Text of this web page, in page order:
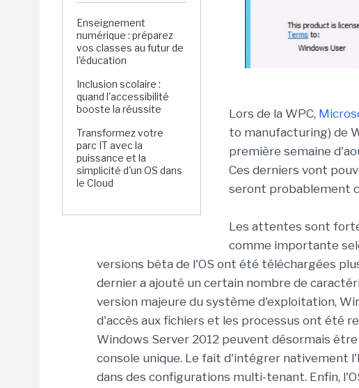
Enseignement
numérique : préparez
vos classes au futur de
l'éducation
Inclusion scolaire :
quand l'accessibilité
booste la réussite
Transformez votre
parc IT avec la
puissance et la
simplicité d'un OS dans
le Cloud
Lors de la WPC,
to manufacturing) de
première semaine
Ces derniers vont
seront probablement
Les attentes sont
comme importante
versions bêta de l'OS ont été téléchargées
dernier a ajouté un certain nombre de
version majeure du système d'exploitation,
d'accès aux fichiers et les processus ont été
Windows Server 2012 peuvent désormais
console unique. Le fait d'intégrer nativement
dans des configurations multi-tenant. Enfin,